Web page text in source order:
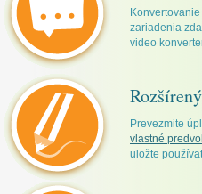
zariadenia
video
Prevezmite
vlastné
uložte